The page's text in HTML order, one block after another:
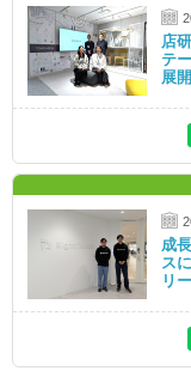
店
テ
展開
成
ス
リ